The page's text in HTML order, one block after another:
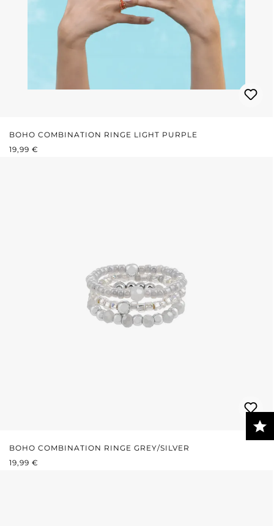
BOHO COMBINATION RINGE LIGHT PURPLE
REGULÄRER PREIS:
19,99 €
BOHO COMBINATION RINGE GREY/SILVER
REGULÄRER PREIS:
19,99 €